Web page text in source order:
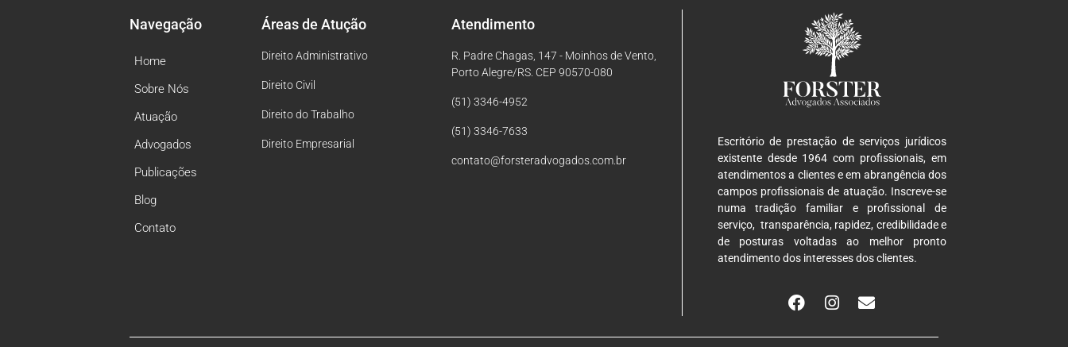
Navegação
Home
Sobre Nós
Atuação
Advogados
Publicações
Blog
Contato
Áreas de Atução
Direito Administrativo
Direito Civil
Direito do Trabalho
Direito Empresarial
Atendimento
R. Padre Chagas, 147 - Moinhos de Vento,
Porto Alegre/RS. CEP 90570-080
(51) 3346-4952
(51) 3346-7633
contato@forsteradvogados.com.br
Escritório de prestação de serviços jurídicos
existente desde 1964 com profissionais, em
atendimentos a clientes e em abrangência dos
campos profissionais de atuação. Inscreve-se
numa tradição familiar e profissional de
serviço, transparência, rapidez, credibilidade e
de posturas voltadas ao melhor pronto
atendimento dos interesses dos clientes.